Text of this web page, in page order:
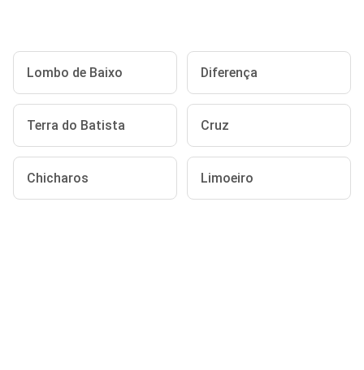
Lombo de Baixo Diferença
Terra do Batista Cruz
Chicharos Limoeiro